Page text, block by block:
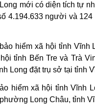
mới có diện tích tự
4.194.633 người và
hiểm xã hội tỉnh Vĩnh
tỉnh Bến Tre và Trà
Long đặt trụ sở tại tỉnh
hiểm xã hội tỉnh Vĩnh
Long Châu, tỉnh